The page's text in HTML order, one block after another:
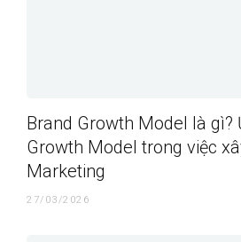
Brand Growth Model là gì?
Growth Model trong việc
Marketing
27/03/2026